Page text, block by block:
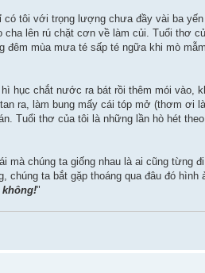
tôi với trọng lượng chưa đầy vài ba
lên rú chặt cơn về làm củi. Tuổi thơ
mùa mưa té sấp té ngữa khi mò
hục chắt nước ra bát rồi thêm mói vào,
ra, làm bung mấy cái tóp mở (thơm ơi
Tuổi thơ của tôi là những lần hò hét
chúng ta giống nhau là ai cũng từng
ta bắt gặp thoáng qua đâu đó hình
không!"